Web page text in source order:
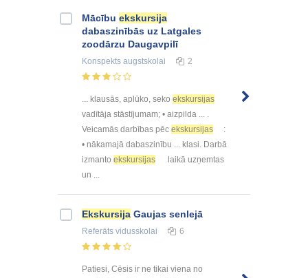
Mācību ekskursija
dabaszinībās uz Latgales
zoodārzu Daugavpilī
Konspekts augstskolai 2
... klausās, aplūko, seko ekskursijas
vadītāja stāstījumam; • aizpilda ... .
Veicamās darbības pēc ekskursijas
:
• nākamajā dabaszinību ... klasi. Darbā
izmanto ekskursijas
laikā uzņemtas
un ...
Ekskursija Gaujas senlejā
Referāts vidusskolai 6
Patiesi, Cēsis ir ne tikai viena no